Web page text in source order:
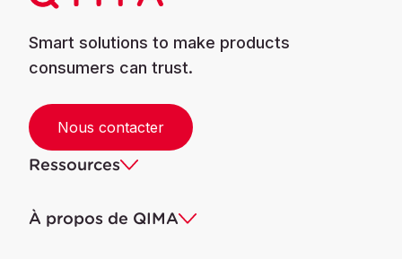
Smart solutions to make products
consumers can trust.
Nous contacter
Ressources
À propos de QIMA